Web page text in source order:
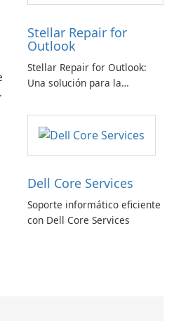
Stellar Repair for
Outlook
Stellar Repair for Outlook:
Una solución para la
electrónico
Dell Core Services
Soporte informático eficiente
con Dell Core Services